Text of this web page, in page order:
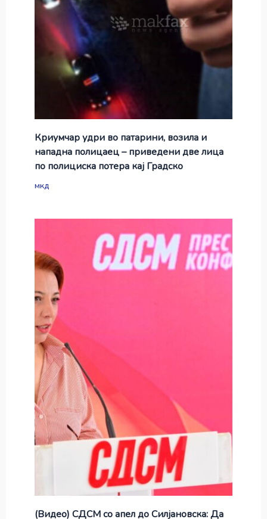
Криумчар удри во патарини, возила и
нападна полицаец – приведени две лица
по полициска потера кај Градско
мкд
(Видео) СДСМ со апел до Силјановска: Да